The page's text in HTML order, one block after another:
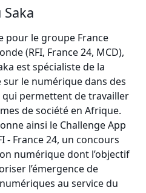
pour le groupe France
(RFI, France 24, MCD),
est spécialiste de la
sur le numérique dans des
qui permettent de travailler
de société en Afrique.
ainsi le Challenge App
- France 24, un concours
numérique dont l’objectif
l’émergence de
au service du